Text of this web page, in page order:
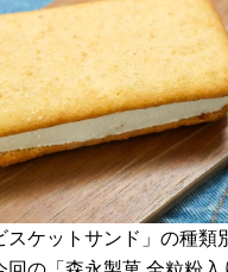
スケットサンド」の種類